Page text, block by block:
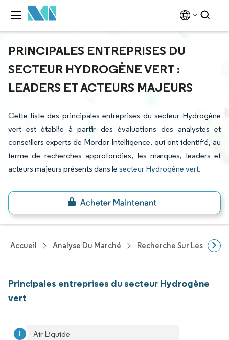
PRINCIPALES ENTREPRISES DU
SECTEUR HYDROGÈNE VERT :
LEADERS ET ACTEURS MAJEURS
Cette liste des principales entreprises du secteur Hydrogène
vert est établie à partir des évaluations des analystes et
conseillers experts de Mordor Intelligence, qui ont identifié, au
terme de recherches approfondies, les marques, leaders et
acteurs majeurs présents dans le secteur Hydrogène vert.
Accueil Analyse Du Marché Recherche Sur Les
Principales entreprises du secteur Hydrogène
vert
Air Liquide